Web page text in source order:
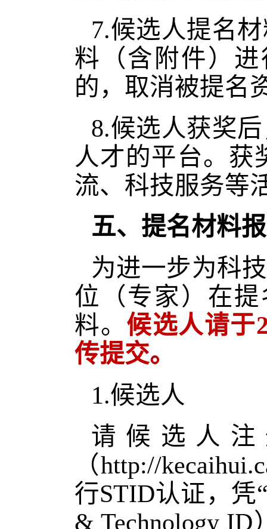
7.候选人提名
料（含附件）
的，取消被提名
8.候选人获奖
人才的平台。获
流、科技服务等
五、提名材料
为进一步为科
位（专家）在
料。 候选人请于
传提交。
1.候选人
请候选人
（http://
行STID认证，凭
& Technology